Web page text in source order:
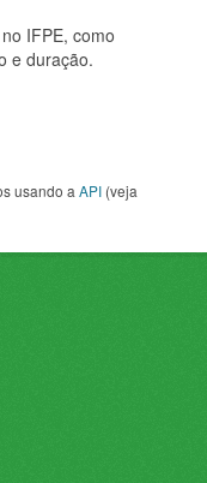
IFPE, como
e duração.
usando a API (veja